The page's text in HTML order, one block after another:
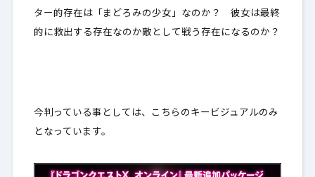
ター的存在は「まどろみの少女」なのか？ 彼女は最終
的に救出する存在なのか敵として戦う存在になるのか？
今判っている事としては、こちらのキービジュアルのみ
となっています。